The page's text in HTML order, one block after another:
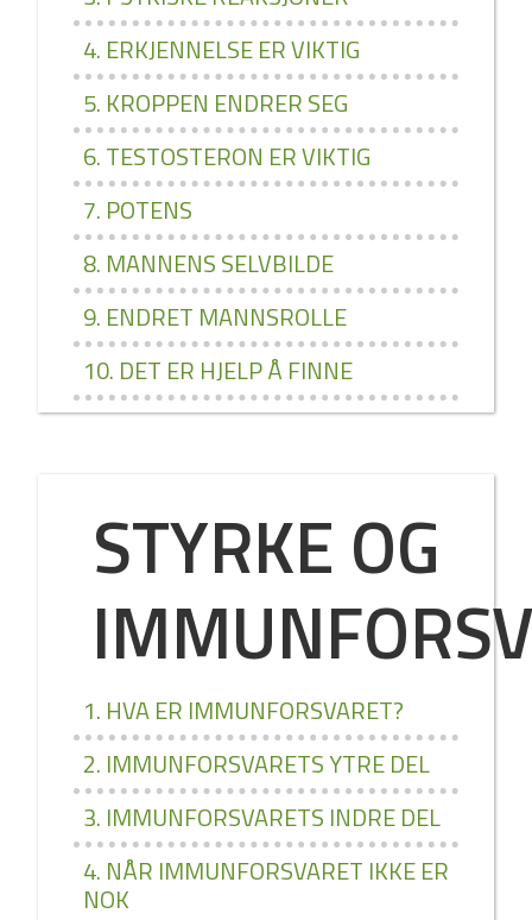
4. ERKJENNELSE ER VIKTIG
5. KROPPEN ENDRER SEG
6. TESTOSTERON ER VIKTIG
7. POTENS
8. MANNENS SELVBILDE
9. ENDRET MANNSROLLE
10. DET ER HJELP Å FINNE
STYRKE OG
1. HVA ER IMMUNFORSVARET?
2. IMMUNFORSVARETS YTRE DEL
3. IMMUNFORSVARETS INDRE DEL
4. NÅR IMMUNFORSVARET IKKE ER
NOK